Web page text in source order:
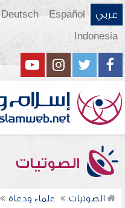
عربي Español
Deutsch
Indonesia
الصوتيات
الصوتيات علماء ودعاة